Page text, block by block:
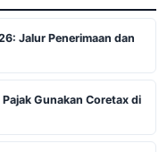
Jalur Penerimaan dan
Gunakan Coretax di